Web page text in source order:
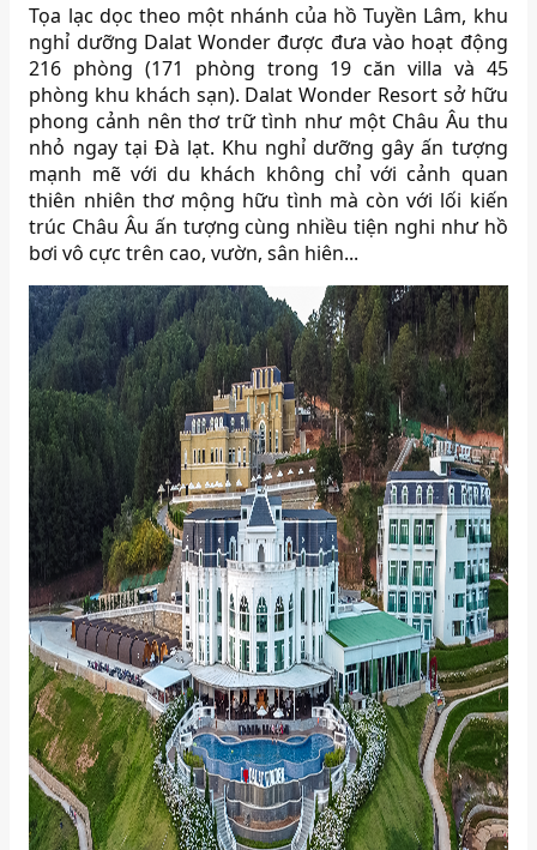
Tọa lạc dọc theo một nhánh của hồ Tuyền Lâm, khu
nghỉ dưỡng Dalat Wonder được đưa vào hoạt động
216 phòng (171 phòng trong 19 căn villa và 45
phòng khu khách sạn). Dalat Wonder Resort sở hữu
phong cảnh nên thơ trữ tình như một Châu Âu thu
nhỏ ngay tại Đà lạt. Khu nghỉ dưỡng gây ấn tượng
mạnh mẽ với du khách không chỉ với cảnh quan
thiên nhiên thơ mộng hữu tình mà còn với lối kiến
trúc Châu Âu ấn tượng cùng nhiều tiện nghi như hồ
bơi vô cực trên cao, vườn, sân hiên...